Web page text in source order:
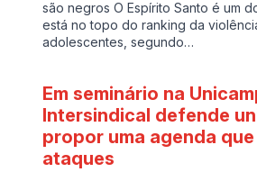
são negros O Espírito Santo é um
está no topo do ranking da
adolescentes, segundo…
Em seminário na
Intersindical defende
propor uma agenda
ataques